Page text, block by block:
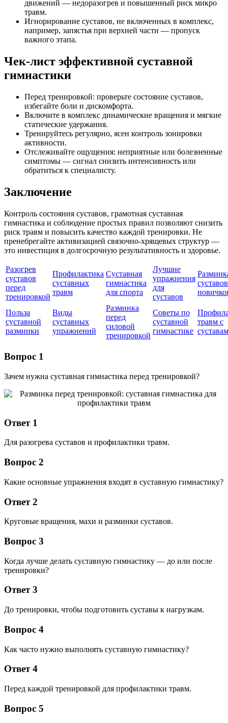
движений — недоразогрев и повышенный риск микро
травм.
Игнорирование суставов, не включенных в комплекс,
например, запястья при верхней части — пропуск
важного этапа.
Чек-лист эффективной суставной
гимнастики
Перед тренировкой: проверьте состояние суставов,
избегайте боли и дискомфорта.
Включите в комплекс динамические вращения и мягкие
статические удержания.
Тренируйтесь регулярно, ясен контроль зонировки
активности.
Отслеживайте ощущения: неприятные или болезненные
симптомы — сигнал снизить интенсивность или
обратиться к специалисту.
Заключение
Контроль состояния суставов, грамотная суставная
гимнастика и соблюдение простых правил позволяют снизить
риск травм и повысить качество каждой тренировки. Не
пренебрегайте активизацией связочно-хрящевых структур —
это инвестиция в долгосрочную результативность и здоровье.
Разогрев
суставов
перед
тренировкой
Профилактика
суставных
травм
Суставная
гимнастика
для спорта
Лучшие
упражнения
для
суставов
Польза
суставной
разминки
Виды
суставных
упражнений
Разминка
перед
силовой
тренировкой
Советы по
суставной
гимнастике
травм с
Вопрос 1
Зачем нужна суставная гимнастика перед тренировкой?
Ответ 1
Для разогрева суставов и профилактики травм.
Вопрос 2
Какие основные упражнения входят в суставную гимнастику?
Ответ 2
Круговые вращения, махи и разминки суставов.
Вопрос 3
Когда лучше делать суставную гимнастику — до или после
тренировки?
Ответ 3
До тренировки, чтобы подготовить суставы к нагрузкам.
Вопрос 4
Как часто нужно выполнять суставную гимнастику?
Ответ 4
Перед каждой тренировкой для профилактики травм.
Вопрос 5